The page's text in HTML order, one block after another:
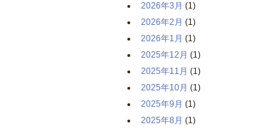
2026年3月 (1)
2026年2月 (1)
2026年1月 (1)
2025年12月 (1)
2025年11月 (1)
2025年10月 (1)
2025年9月 (1)
2025年8月 (1)